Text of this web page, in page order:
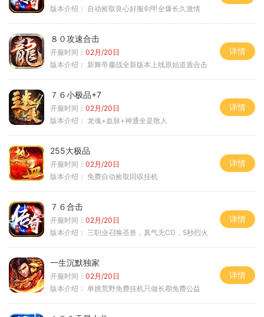
版本介绍： 自动捡取良心好服剑甲全爆长久激情
８０攻速合击
开服时间： 02月/20日
版本介绍： 新舞帝鏖战全新版本上线原始道盾合击
详情
７６小极品+7
开服时间： 02月/20日
版本介绍： 龙魂+血脉+神通全是散人
详情
255大极品
开服时间： 02月/20日
版本介绍： 免费自动捡取回収挂机
详情
７６合击
开服时间： 02月/20日
版本介绍： 三职业召唤圣兽，真气无CD，5秒烈火
详情
一生沉默独家
开服时间： 02月/20日
版本介绍： 单挑荒野免费挂机只做长期免费公益
详情